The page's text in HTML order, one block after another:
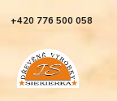
+420 776 500 058